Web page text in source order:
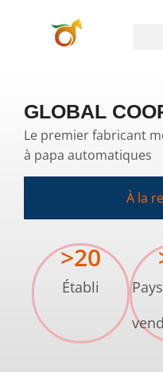
GLOBAL
Le premier fabricant
à papa automatiques
À la
Établi
>20